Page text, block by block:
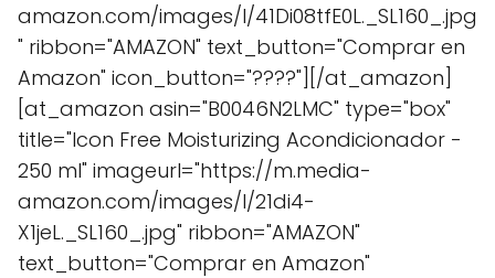
amazon.com/images/I/41Di08tfE0L._SL160_.jpg
" ribbon="AMAZON" text_button="Comprar en
Amazon" icon_button="????"][/at_amazon]
[at_amazon asin="B0046N2LMC" type="box"
title="Icon Free Moisturizing Acondicionador -
250 ml" imageurl="https://m.media-
amazon.com/images/I/21di4-
X1jeL._SL160_.jpg" ribbon="AMAZON"
text_button="Comprar en Amazon"